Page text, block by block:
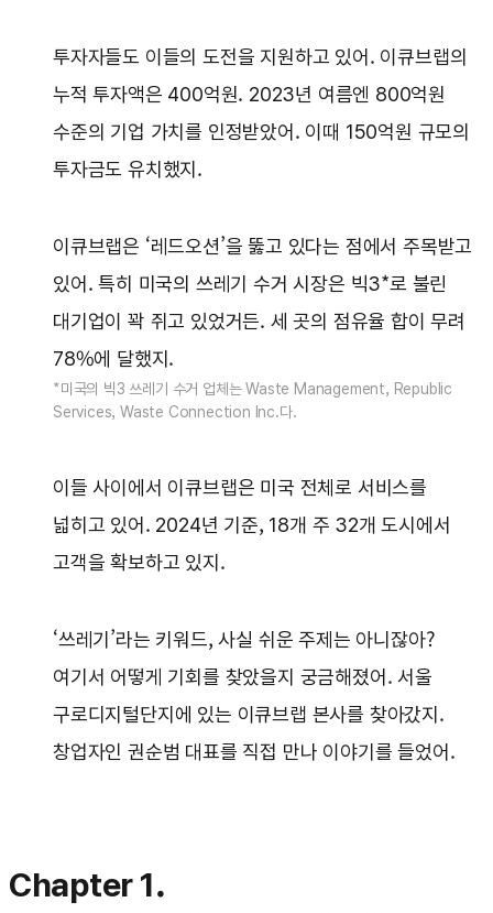
투자자들도 이들의 도전을 지원하고 있어. 이큐브랩의
누적 투자액은 400억원. 2023년 여름엔 800억원
수준의 기업 가치를 인정받았어. 이때 150억원 규모의
투자금도 유치했지.
이큐브랩은 ‘레드오션’을 뚫고 있다는 점에서 주목받고
있어. 특히 미국의 쓰레기 수거 시장은 빅3*로 불린
대기업이 꽉 쥐고 있었거든. 세 곳의 점유율 합이 무려
78%에 달했지.
*미국의 빅3 쓰레기 수거 업체는 Waste Management, Republic
Services, Waste Connection Inc.다.
이들 사이에서 이큐브랩은 미국 전체로 서비스를
넓히고 있어. 2024년 기준, 18개 주 32개 도시에서
고객을 확보하고 있지.
‘쓰레기’라는 키워드, 사실 쉬운 주제는 아니잖아?
여기서 어떻게 기회를 찾았을지 궁금해졌어. 서울
구로디지털단지에 있는 이큐브랩 본사를 찾아갔지.
창업자인 권순범 대표를 직접 만나 이야기를 들었어.
Chapter 1.